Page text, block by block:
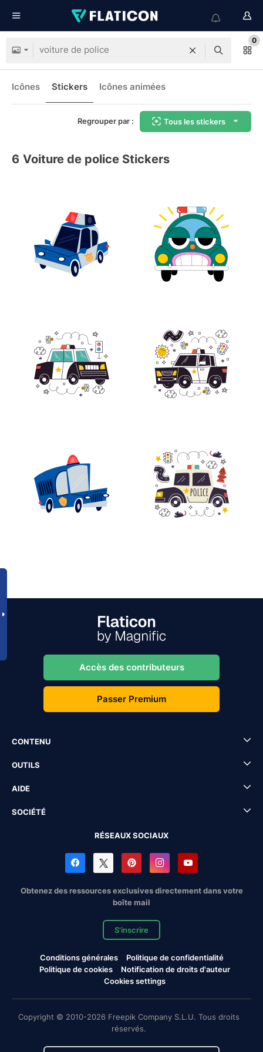
0
Icônes Stickers Icônes animées
Regrouper par : Tous les stickers
6 Voiture de police Stickers
Accès des contributeurs
Passer Premium
CONTENU
OUTILS
AIDE
SOCIÉTÉ
RÉSEAUX SOCIAUX
Obtenez des ressources exclusives directement dans votre
boîte mail
S'inscrire
Conditions générales
Politique de confidentialité
Politique de cookies
Notification de droits d'auteur
Cookies settings
Copyright © 2010-2026 Freepik Company S.L.U. Tous droits
réservés.